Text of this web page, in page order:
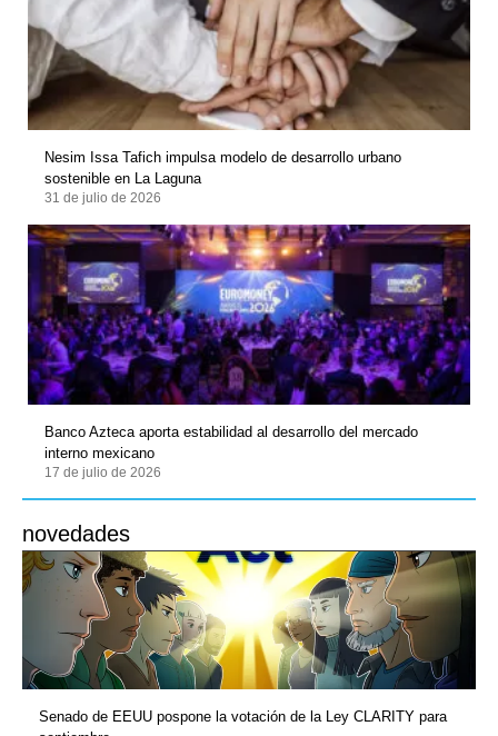
Nesim Issa Tafich impulsa modelo de desarrollo urbano
sostenible en La Laguna
31 de julio de 2026
Banco Azteca aporta estabilidad al desarrollo del mercado
interno mexicano
17 de julio de 2026
novedades
Senado de EEUU pospone la votación de la Ley CLARITY para